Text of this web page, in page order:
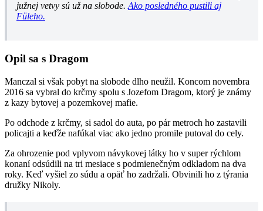
južnej vetvy sú už na slobode.Ako posledného pustili aj
Füleho.
Opil sa s Dragom
Manczal si však pobyt na slobode dlho neužil. Koncom novembra
2016 sa vybral do krčmy spolu s Jozefom Dragom, ktorý je známy
z kazy bytovej a pozemkovej mafie.
Po odchode z krčmy, si sadol do auta, po pár metroch ho zastavili
policajti a keďže nafúkal viac ako jedno promile putoval do cely.
Za ohrozenie pod vplyvom návykovej látky ho v super rýchlom
konaní odsúdili na tri mesiace s podmienečným odkladom na dva
roky. Keď vyšiel zo súdu a opäť ho zadržali. Obvinili ho z týrania
družky Nikoly.